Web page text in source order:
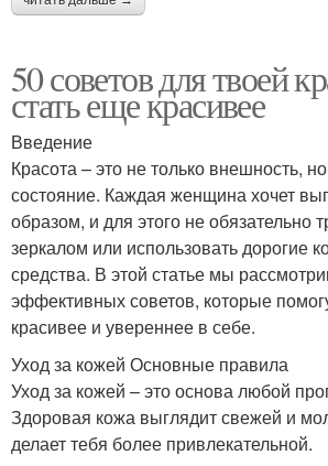
50 советов для твоей
стать еще красивее
Введение
Красота – это не только внешность,
состояние. Каждая женщина хочет
образом, и для этого не обязательно
зеркалом или использовать дорогие
средства. В этой статье мы
эффективных советов, которые
красивее и увереннее в себе.
Уход за кожей Основные правила
Уход за кожей – это основа любой
Здоровая кожа выглядит свежей и
делает тебя более привлекательной.